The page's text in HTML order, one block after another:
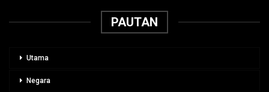
PAUTAN
Utama
Negara